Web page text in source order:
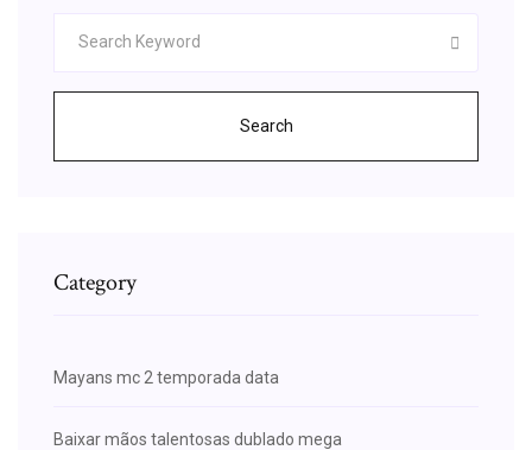
Search
Category
Mayans mc 2 temporada data
Baixar mãos talentosas dublado mega